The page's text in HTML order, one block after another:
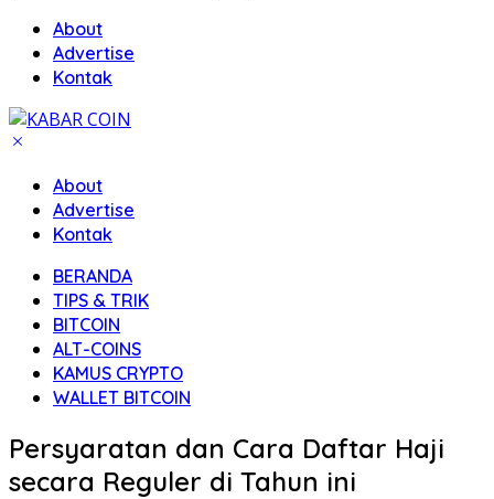
About
Advertise
Kontak
About
Advertise
Kontak
BERANDA
TIPS & TRIK
BITCOIN
ALT-COINS
KAMUS CRYPTO
WALLET BITCOIN
Persyaratan dan Cara Daftar Haji
secara Reguler di Tahun ini